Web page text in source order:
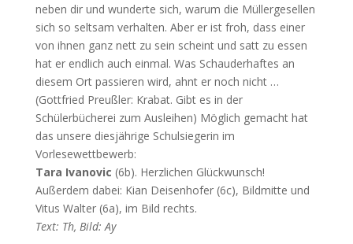
neben dir und wunderte sich, warum die Müllergesellen
sich so seltsam verhalten. Aber er ist froh, dass einer
von ihnen ganz nett zu sein scheint und satt zu essen
hat er endlich auch einmal. Was Schauderhaftes an
diesem Ort passieren wird, ahnt er noch nicht …
(Gottfried Preußler: Krabat. Gibt es in der
Schülerbücherei zum Ausleihen) Möglich gemacht hat
das unsere diesjährige Schulsiegerin im
Vorlesewettbewerb:
Tara Ivanovic (6b). Herzlichen Glückwunsch!
Außerdem dabei: Kian Deisenhofer (6c), Bildmitte und
Vitus Walter (6a), im Bild rechts.
Text: Th, Bild: Ay